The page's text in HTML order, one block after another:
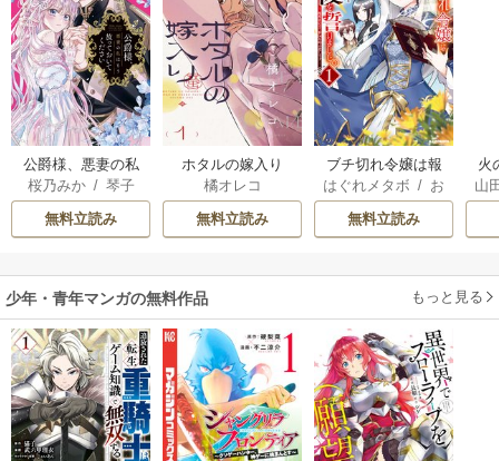
公爵様、悪妻の私
はもう放っておい
てください
桜乃みか/ 琴子
無料立読み
ホタルの嫁入り
橘オレコ
無料立読み
ブチ切れ令嬢は報
復を誓いました。
はぐれメタボ / お
おのいも /
無料立読み
火
人
山
少年・青年マンガの無料作品 もっと見る